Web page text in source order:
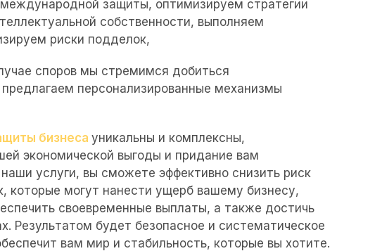
защиты, оптимизируем стратегии
собственности, выполняем
риски подделок,
споров мы стремимся добиться
персонализированные механизмы
бизнеса уникальны и комплексны,
экономической выгоды и придание вам
услуги, вы сможете эффективно снизить риск
которые могут нанести ущерб вашему бизнесу,
своевременные выплаты, а также достичь
Результатом будет безопасное и систематическое
вам мир и стабильность, которые вы хотите.